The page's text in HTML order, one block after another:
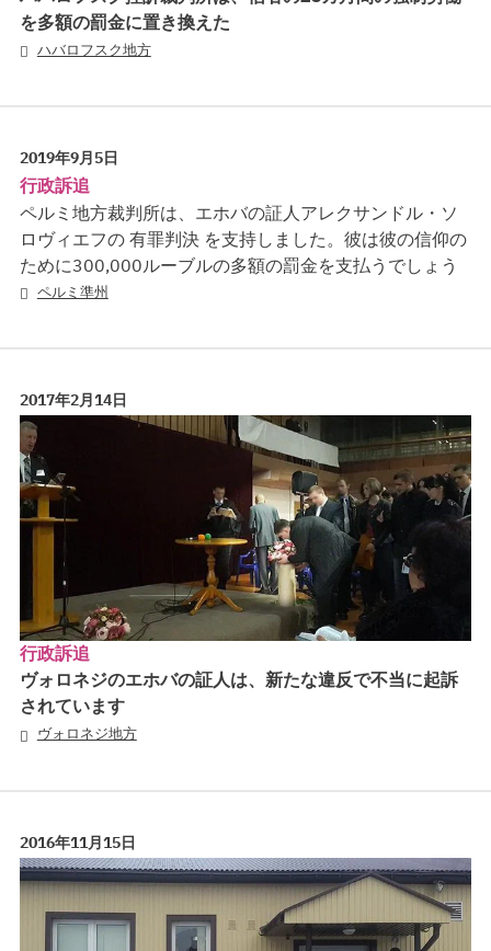
を多額の罰金に置き換えた
ハバロフスク地方
2019年9月5日
行政訴追
ペルミ地方裁判所は、エホバの証人アレクサンドル・ソ
ロヴィエフの 有罪判決 を支持しました。彼は彼の信仰の
ために300,000ルーブルの多額の罰金を支払うでしょう
ペルミ準州
2017年2月14日
行政訴追
ヴォロネジのエホバの証人は、新たな違反で不当に起訴
されています
ヴォロネジ地方
2016年11月15日